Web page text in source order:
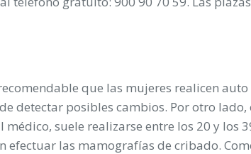
que las mujeres realicen auto
detectar posibles cambios. Por otro lado,
suele realizarse entre los 20 y los
efectuar las mamografías de cribado.